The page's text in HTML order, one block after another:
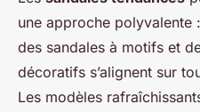
une approche polyvalente
des sandales à motifs et
décoratifs s’alignent sur
Les modèles